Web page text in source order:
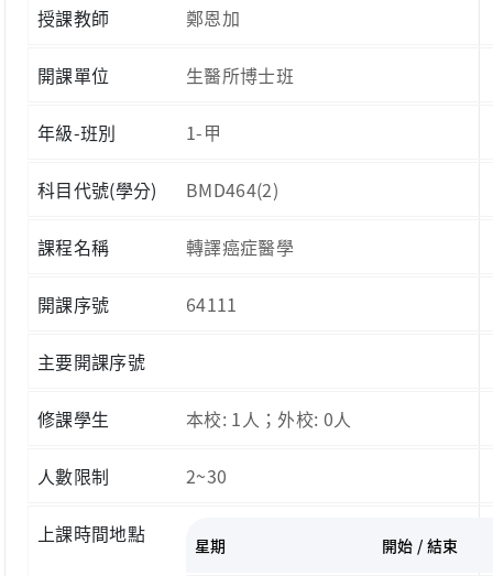
授課教師 鄭恩加
開課單位 生醫所博士班
年級-班別 1-甲
科目代號(學分) BMD464(2)
課程名稱 轉譯癌症醫學
開課序號 64111
主要開課序號
修課學生 本校: 1人；外校: 0人
人數限制 2~30
上課時間地點 星期 開始 / 結束